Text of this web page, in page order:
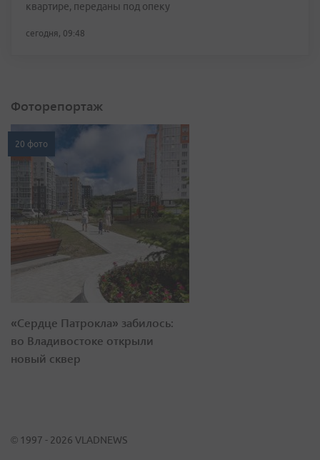
квартире, переданы под опеку
сегодня, 09:48
Фоторепортаж
20 фото
«Сердце Патрокла» забилось:
во Владивостоке открыли
новый сквер
© 1997 - 2026 VLADNEWS